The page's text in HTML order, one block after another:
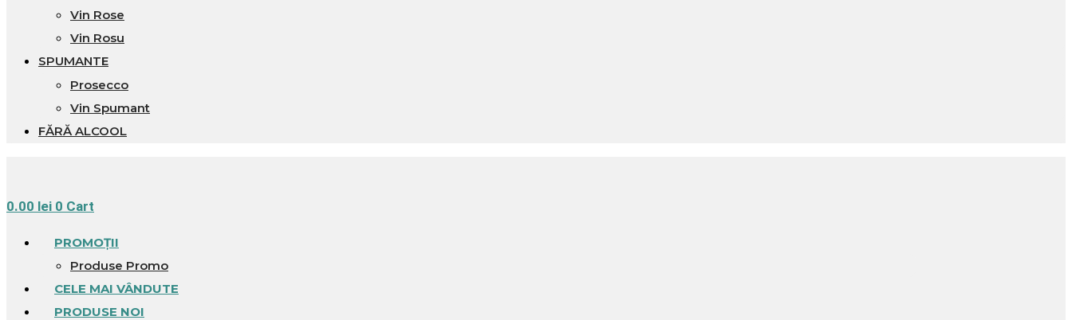
Vin Rose
Vin Rosu
SPUMANTE
Prosecco
Vin Spumant
FĂRĂ ALCOOL
0.00 lei 0 Cart
PROMOȚII
Produse Promo
CELE MAI VÂNDUTE
PRODUSE NOI